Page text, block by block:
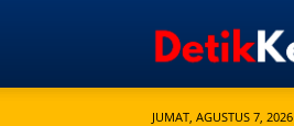
JUMAT, AGUSTUS 7, 2026